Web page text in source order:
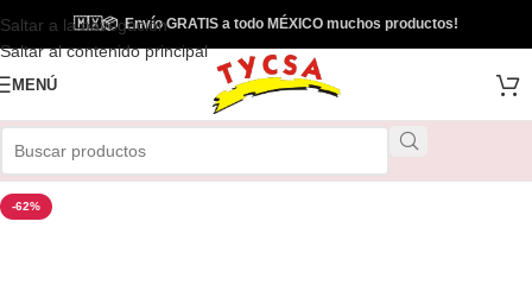
Saltar a la navegación
Saltar al contenido principal
🇲🇽📦Envío GRATIS a todo MÉXICO muchos productos!
MENÚ
-62%